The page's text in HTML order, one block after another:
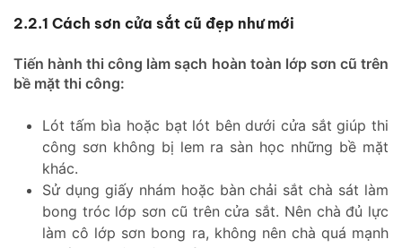
2.2.1 Cách sơn cửa sắt cũ đẹp như mới
Tiến hành thi công làm sạch hoàn toàn lớp sơn cũ trên
bề mặt thi công:
Lót tấm bìa hoặc bạt lót bên dưới cửa sắt giúp thi
công sơn không bị lem ra sàn học những bề mặt
khác.
Sử dụng giấy nhám hoặc bàn chải sắt chà sát làm
bong tróc lớp sơn cũ trên cửa sắt. Nên chà đủ lực
làm cô lớp sơn bong ra, không nên chà quá mạnh